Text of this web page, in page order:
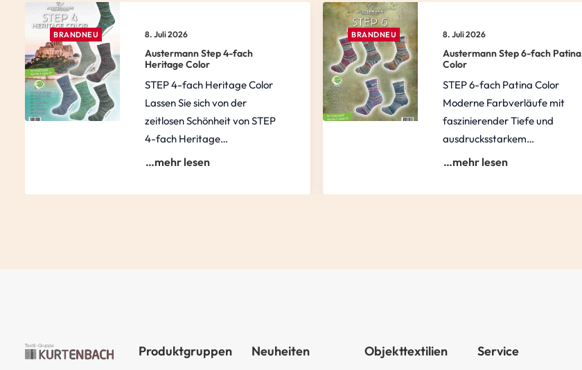
BRANDNEU 8. Juli 2026
Austermann Step 4-fach
Heritage Color
STEP 4-fach Heritage Color
Lassen Sie sich von der
zeitlosen Schönheit von STEP
4-fach Heritage…
…mehr lesen
BRANDNEU 8. Juli 2026
Austermann Step 6-fach Patina
Color
STEP 6-fach Patina Color
Moderne Farbverläufe mit
faszinierender Tiefe und
ausdrucksstarkem…
…mehr lesen
Produktgruppen Neuheiten Objekttextilien Service